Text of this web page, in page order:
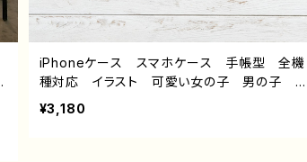
iPhoneケース スマホケース 手帳型 全機
種対応 イラスト 可愛い女の子 男の子 か
わいい おしゃれ服 エモい 風景 綺麗 美
しい 景色 ノスタルジック 花 紫陽花 メ
¥3,180